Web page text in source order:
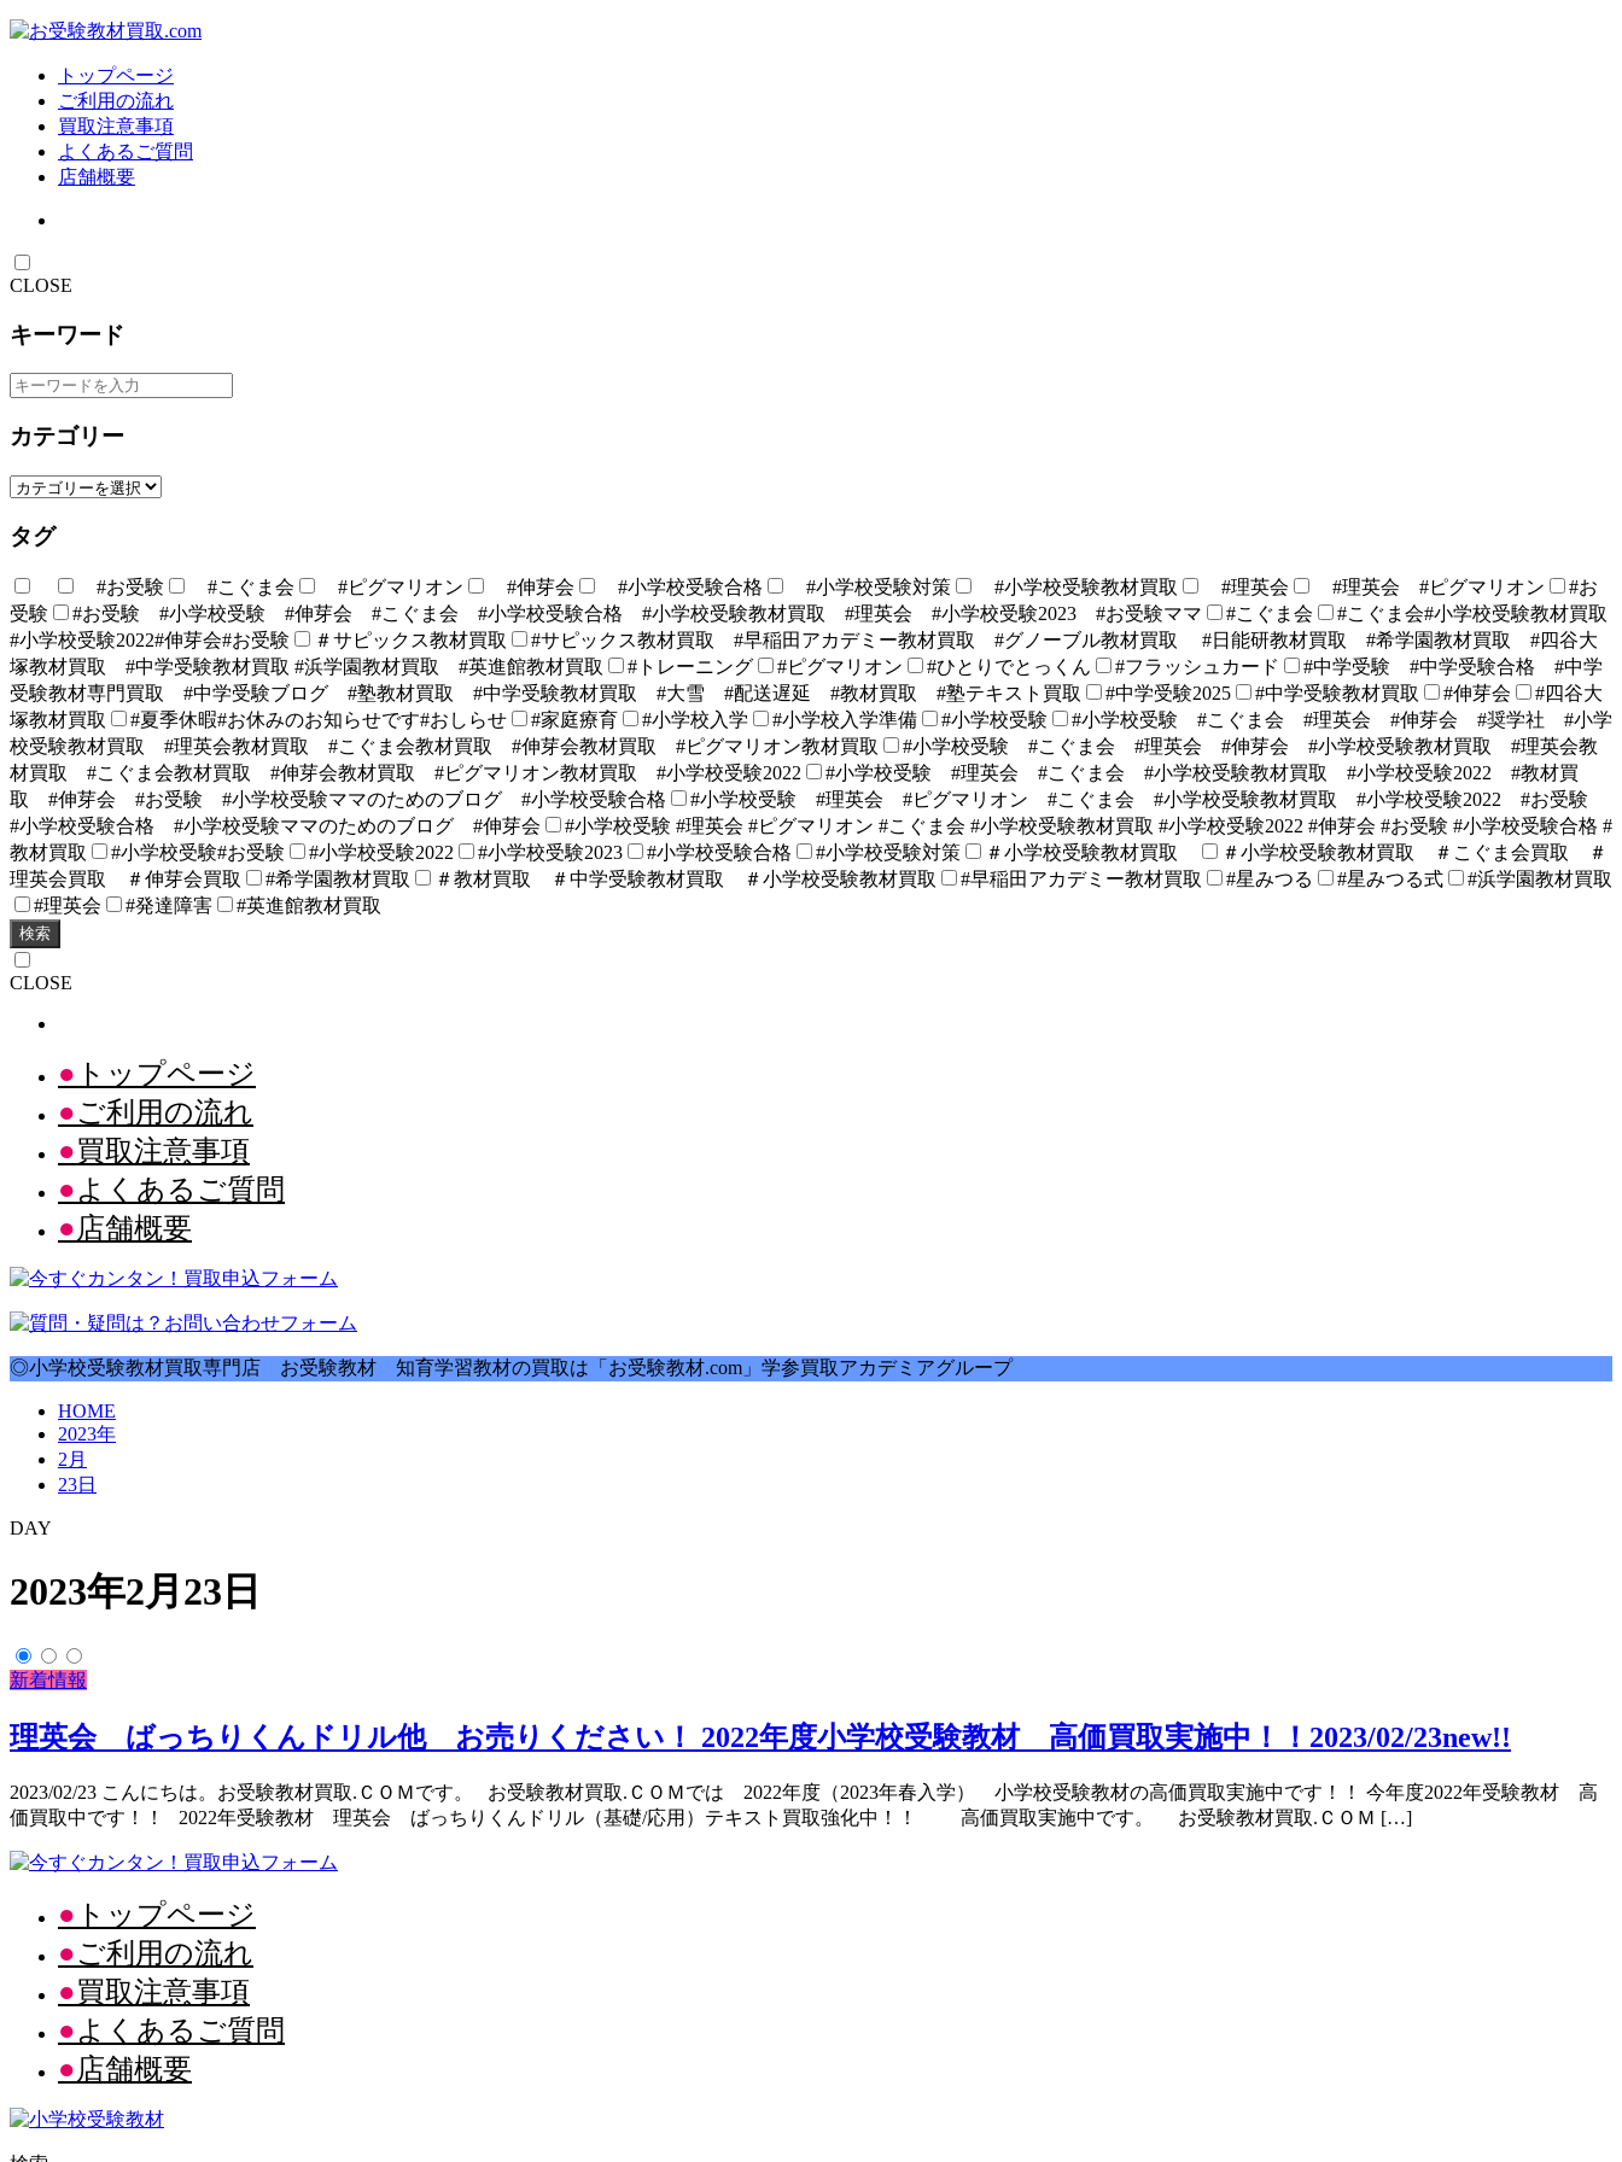
トップページ
ご利用の流れ
買取注意事項
よくあるご質問
店舗概要
CLOSE
キーワード
カテゴリー
タグ
#お受験 #こぐま会 #ピグマリオン #伸芽会 #小学校受験合格 #小学校受験対策 #小学校受験教材買取 #理英会 #理英会 #ピグマリオン
#お
受験
#お受験 #小学校受験 #伸芽会 #こぐま会 #小学校受験合格 #小学校受験教材買取 #理英会 #小学校受験2023 #お受験ママ #こぐま会
#こぐま会#小学校受験教材買取
#小学校受験2022#伸芽会#お受験
＃サピックス教材買取
#サピックス教材買取 #早稲田アカデミー教材買取 #グノーブル教材買取 #日能研教材買取 #希学園教材買取 #四谷大
塚教材買取 #中学受験教材買取 #浜学園教材買取 #英進館教材買取
#トレーニング #ピグマリオン #ひとりでとっくん #フラッシュカード
#中学受験 #中学受験合格 #中学
受験教材専門買取 #中学受験ブログ #塾教材買取 #中学受験教材買取 #大雪 #配送遅延 #教材買取 #塾テキスト買取
#中学受験2025 #中学受験教材買取 #伸芽会
#四谷大
塚教材買取
#夏季休暇#お休みのお知らせです#おしらせ #家庭療育 #小学校入学 #小学校入学準備 #小学校受験
#小学校受験 #こぐま会 #理英会 #伸芽会 #奨学社 #小学
校受験教材買取 #理英会教材買取 #こぐま会教材買取 #伸芽会教材買取 #ピグマリオン教材買取
#小学校受験 #こぐま会 #理英会 #伸芽会 #小学校受験教材買取 #理英会教
材買取 #こぐま会教材買取 #伸芽会教材買取 #ピグマリオン教材買取 #小学校受験2022
#小学校受験 #理英会 #こぐま会 #小学校受験教材買取 #小学校受験2022 #教材買
取 #伸芽会 #お受験 #小学校受験ママのためのブログ #小学校受験合格
#小学校受験 #理英会 #ピグマリオン #こぐま会 #小学校受験教材買取 #小学校受験2022 #お受験
#小学校受験合格 #小学校受験ママのためのブログ #伸芽会
#小学校受験 #理英会 #ピグマリオン #こぐま会 #小学校受験教材買取 #小学校受験2022 #伸芽会 #お受験 #小学校受験合格 #
教材買取
#小学校受験#お受験 #小学校受験2022 #小学校受験2023 #小学校受験合格 #小学校受験対策 ＃小学校受験教材買取
＃小学校受験教材買取 ＃こぐま会買取 ＃
理英会買取 ＃伸芽会買取
#希学園教材買取 ＃教材買取 ＃中学受験教材買取 ＃小学校受験教材買取 #早稲田アカデミー教材買取 #星みつる #星みつる式
#浜学園教材買取
#理英会
#発達障害 #英進館教材買取
検索
CLOSE
トップページ
ご利用の流れ
買取注意事項
よくあるご質問
店舗概要
◎小学校受験教材買取専門店 お受験教材 知育学習教材の買取は「お受験教材.com」学参買取アカデミアグループ
HOME
2023年
2月
23日
DAY
2023年2月23日
新着情報
理英会 ばっちりくんドリル他 お売りください！ 2022年度小学校受験教材 高価買取実施中！！2023/02/23new!!
2023/02/23 こんにちは。お受験教材買取.ＣＯＭです。 お受験教材買取.ＣＯＭでは 2022年度（2023年春入学） 小学校受験教材の高価買取実施中です！！ 今年度2022年受験教材 高
価買取中です！！ 2022年受験教材 理英会 ばっちりくんドリル（基礎/応用）テキスト買取強化中！！ 高価買取実施中です。 お受験教材買取.ＣＯＭ […]
トップページ
ご利用の流れ
買取注意事項
よくあるご質問
店舗概要